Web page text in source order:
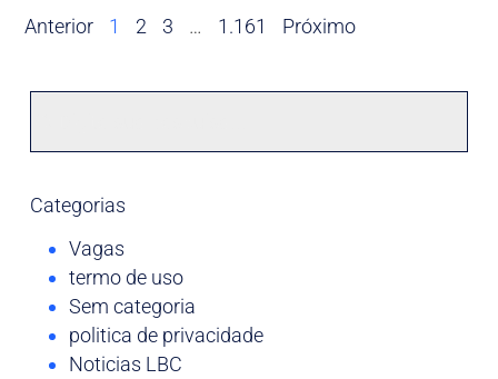
Anterior 1 2 3 … 1.161 Próximo
Categorias
Vagas
termo de uso
Sem categoria
politica de privacidade
Noticias LBC